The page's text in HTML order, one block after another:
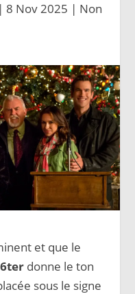
| 8 Nov 2025 | Non
et que le
6ter donne le ton
sous le signe